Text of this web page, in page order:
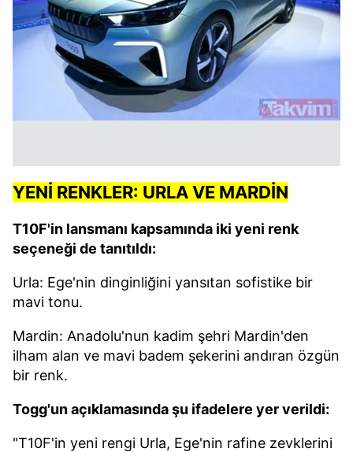
YENİ RENKLER: URLA VE MARDİN
T10F'in lansmanı kapsamında iki yeni renk
seçeneği de tanıtıldı:
Urla: Ege'nin dinginliğini yansıtan sofistike bir
mavi tonu.
Mardin: Anadolu'nun kadim şehri Mardin'den
ilham alan ve mavi badem şekerini andıran özgün
bir renk.
Togg'un açıklamasında şu ifadelere yer verildi:
"T10F'in yeni rengi Urla, Ege'nin rafine zevklerini